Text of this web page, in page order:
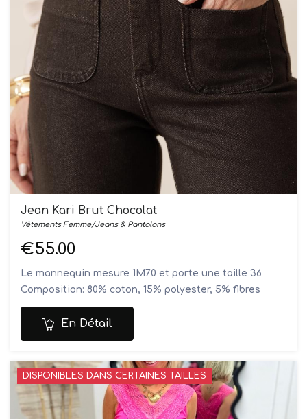
Jean Kari Brut Chocolat
Vêtements Femme/Jeans & Pantalons
€55.00
Le mannequin mesure 1M70 et porte une taille 36
Composition: 80% coton, 15% polyester, 5% fibres
recyclées
Lavage en machine à 30°
En Détail
DISPONIBLES DANS CERTAINES TAILLES